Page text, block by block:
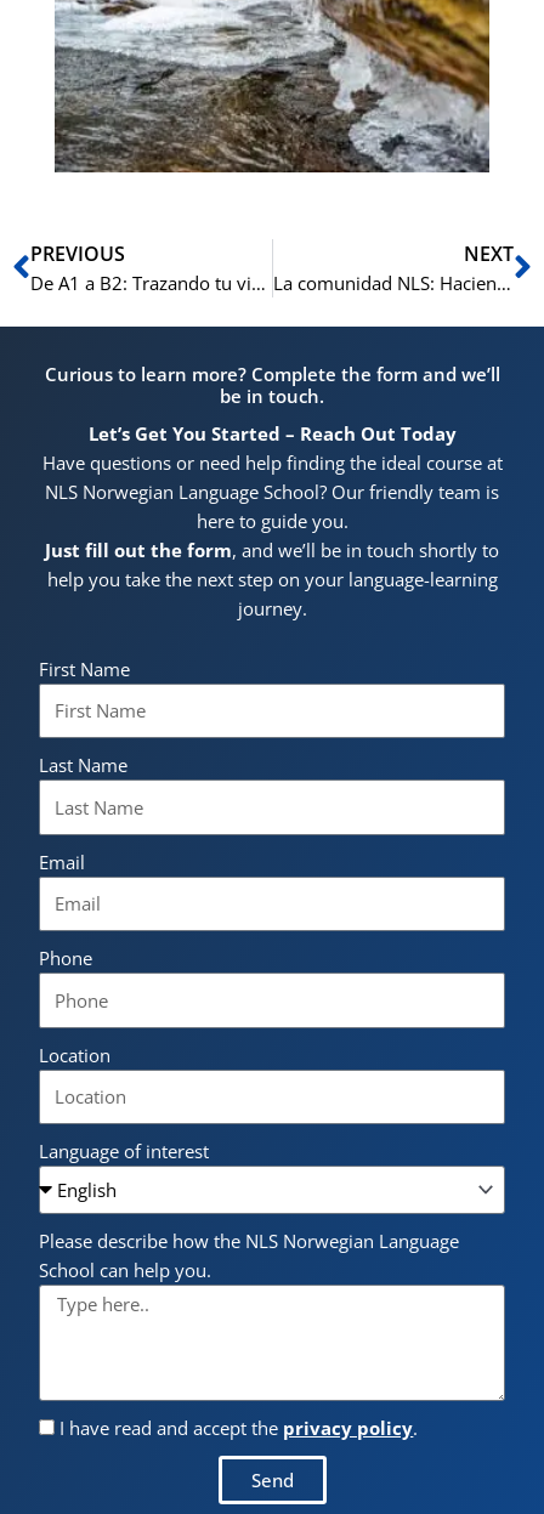
Ant
PREVIOUS
De A1 a B2: Trazando tu viaje por el idioma noruego en NLS este invierno
NEXT
La comunidad NLS: Haciendo amigos y hablando noruego este invierno en Oslo
Curious to learn more? Complete the form and we’ll
be in touch.
Let’s Get You Started – Reach Out Today
Have questions or need help finding the ideal course at
NLS Norwegian Language School? Our friendly team is
here to guide you.
Just fill out the form, and we’ll be in touch shortly to
help you take the next step on your language-learning
journey.
First Name
Last Name
Email
Phone
Location
Language of interest
Please describe how the NLS Norwegian Language
School can help you.
I have read and accept the privacy policy.
Send